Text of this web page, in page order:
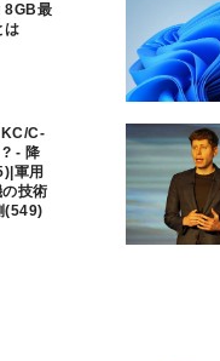
8GB最
は
C-
- 降
軍用
技術
(549)